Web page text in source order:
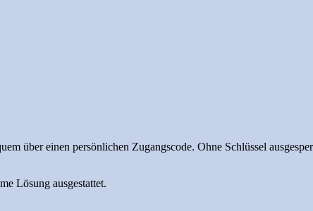
über einen persönlichen Zugangscode. Ohne Schlüssel
Lösung ausgestattet.